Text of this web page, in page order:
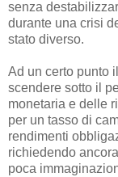
senza
durante una crisi
stato diverso.
Ad un certo punto
scendere sotto il
monetaria e delle
per un tasso di
rendimenti
richiedendo
poca